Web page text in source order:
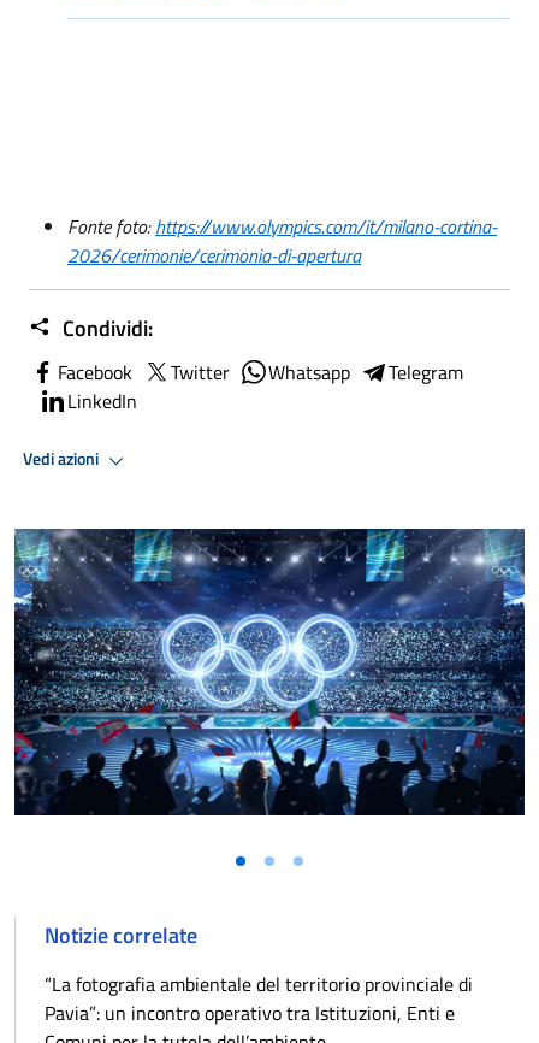
Fonte foto:https://www.olympics.com/it/milano-cortina-
2026/cerimonie/cerimonia-di-apertura
Condividi:
Facebook Twitter Whatsapp
Telegram
LinkedIn
Vedi azioni
Notizie correlate
“La fotografia ambientale del territorio provinciale di
Pavia”: un incontro operativo tra Istituzioni, Enti e